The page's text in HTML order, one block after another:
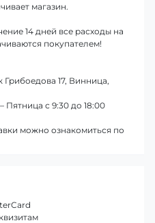
магазин.
14 дней все расходы на
покупателем!
17, Винница,
Пятница с 9:30 до 18:00
можно ознакомиться по